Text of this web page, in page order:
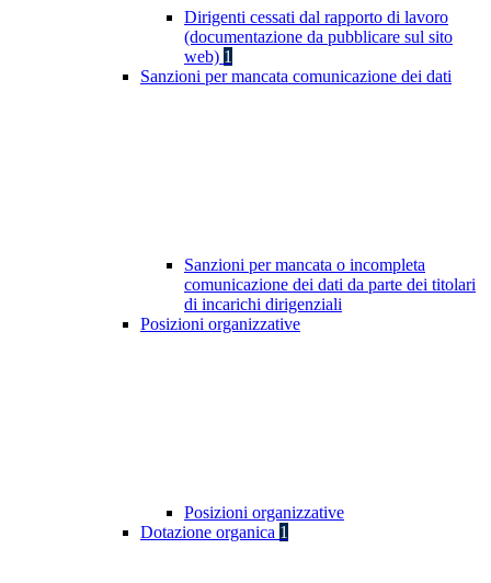
Dirigenti cessati dal rapporto di lavoro
(documentazione da pubblicare sul sito
web) 1
Sanzioni per mancata comunicazione dei dati
Sanzioni per mancata o incompleta
comunicazione dei dati da parte dei titolari
di incarichi dirigenziali
Posizioni organizzative
Posizioni organizzative
Dotazione organica 1